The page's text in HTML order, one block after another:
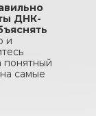
ДНК-
и
понятный
самые